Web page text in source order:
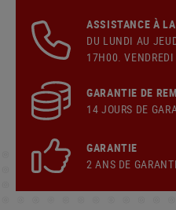
ASSISTANCE À
DU LUNDI AU
17H00.
GARANTIE DE
14 JOURS DE
GARANTIE
2 ANS DE